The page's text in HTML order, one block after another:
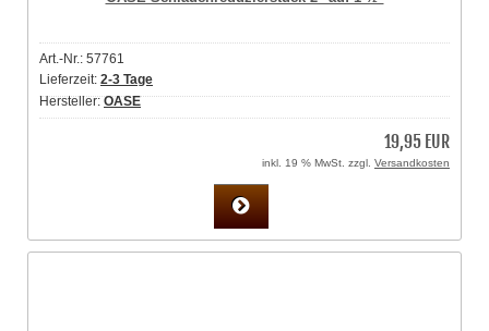
Art.-Nr.: 57761
Lieferzeit: 2-3 Tage
Hersteller:OASE
19,95 EUR
inkl. 19 % MwSt. zzgl. Versandkosten